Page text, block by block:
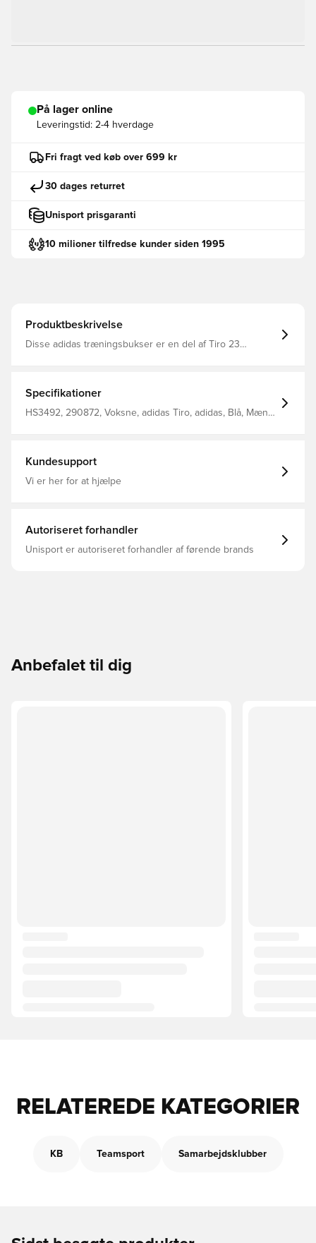
På lager online
Leveringstid: 2-4 hverdage
Fri fragt ved køb over 699 kr
30 dages returret
Unisport prisgaranti
10 milioner tilfredse kunder siden 1995
Produktbeskrivelse
Disse adidas træningsbukser er en del af Tiro 23
lynlåslommer Ankel lynlåse Slim fit 100% genanvendt
polyester
Specifikationer
HS3492, 290872, Voksne, adidas Tiro, adidas, Blå, Mænd,
Kundesupport
Vi er her for at hjælpe
Autoriseret forhandler
Unisport er autoriseret forhandler af førende brands
Anbefalet til dig
RELATEREDE KATEGORIER
KB Teamsport Samarbejdsklubber